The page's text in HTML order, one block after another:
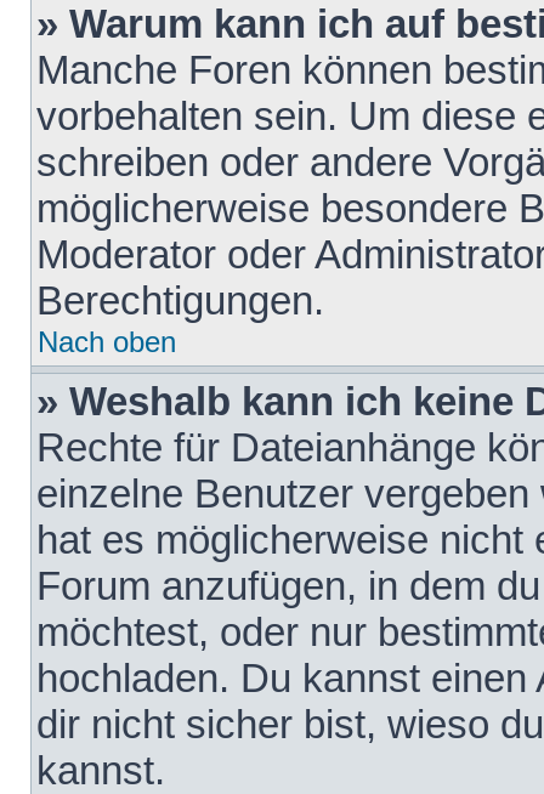
» Warum kann ich auf
Manche Foren können
vorbehalten sein. Um diese
schreiben oder andere
möglicherweise besondere
Moderator oder
Berechtigungen.
Nach oben
» Weshalb kann ich keine
Rechte für Dateianhänge
einzelne Benutzer
hat es möglicherweise nicht
Forum anzufügen, in dem
möchtest, oder nur
hochladen. Du kannst
dir nicht sicher bist, wieso
kannst.